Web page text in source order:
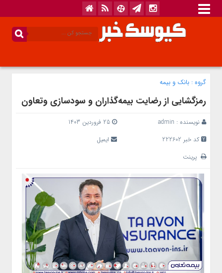
گروه : بانک‌ و بیمه
رمزگشایی از رضایت بیمه‌گذاران و سودسازی وتعاون
نویسنده : admin
25 فروردین 1403
کد خبر 222602
ایمیل
پرینت